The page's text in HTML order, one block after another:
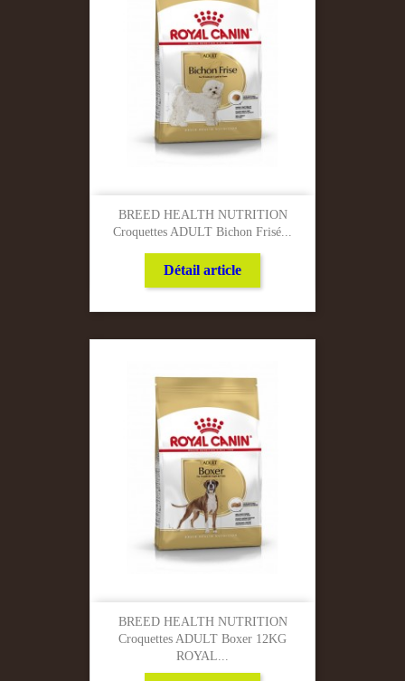
BREED HEALTH NUTRITION
Croquettes ADULT Bichon Frisé...
Détail article
BREED HEALTH NUTRITION
Croquettes ADULT Boxer 12KG
ROYAL...